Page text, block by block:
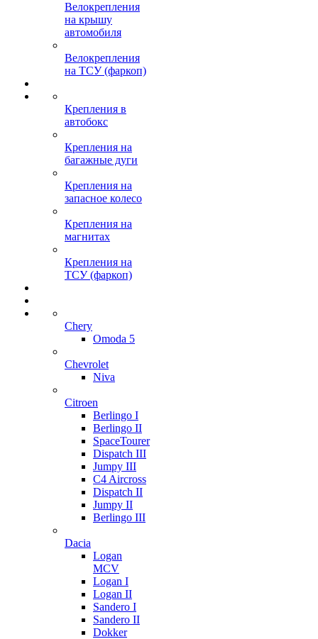
Велокрепления
на крышу
автомобиля
Велокрепления
на ТСУ (фаркоп)
Крепления в
автобокс
Крепления на
багажные дуги
Крепления на
запасное колесо
Крепления на
магнитах
Крепления на
ТСУ (фаркоп)
Chery
Omoda 5
Chevrolet
Niva
Citroen
Berlingo I
Berlingo II
SpaceTourer
Dispatch III
Jumpy III
C4 Aircross
Dispatch II
Jumpy II
Berlingo III
Dacia
Logan
MCV
Logan I
Logan II
Sandero I
Sandero II
Dokker